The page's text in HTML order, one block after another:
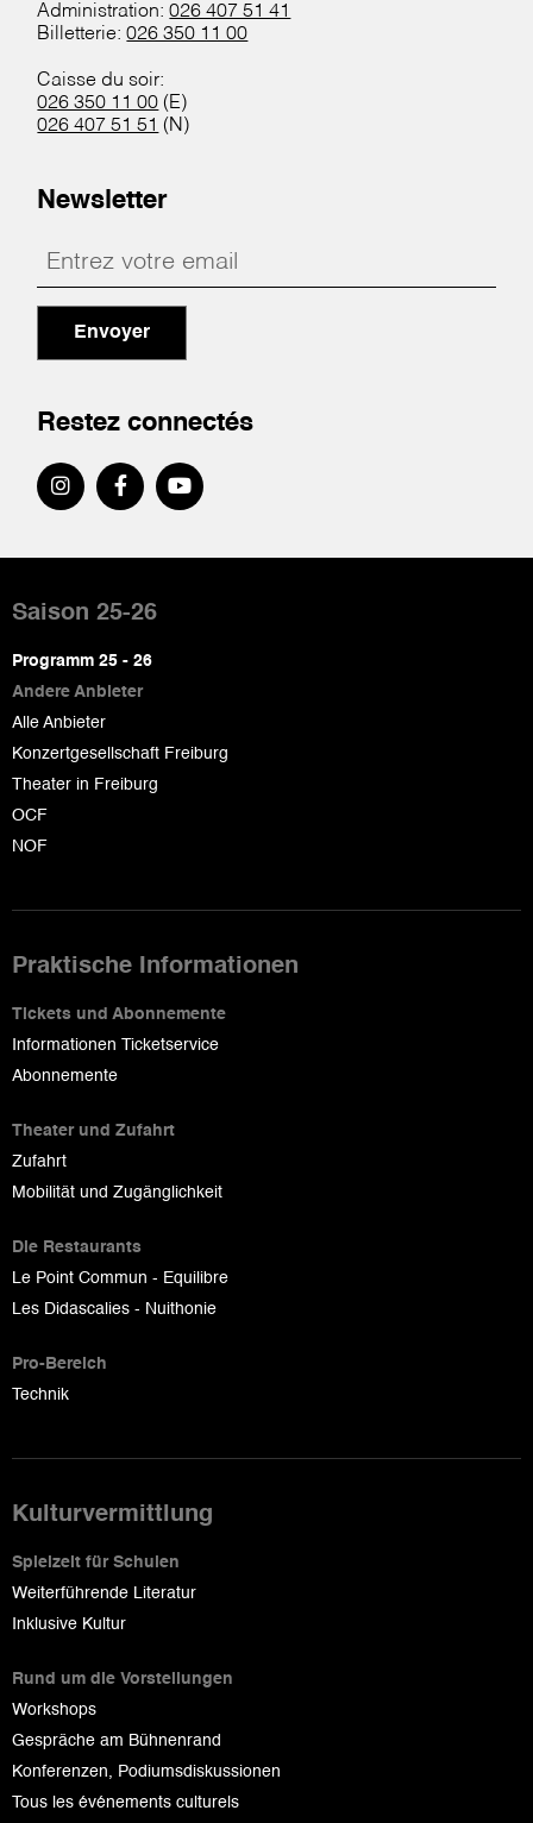
Administration:026 407 51 41
Billetterie:026 350 11 00
Caisse du soir:
026 350 11 00 (E)
026 407 51 51 (N)
Newsletter
Envoyer
Restez connectés
de
page
Saison 25-26
Programm 25 - 26
Andere Anbieter
Alle Anbieter
Konzertgesellschaft Freiburg
Theater in Freiburg
OCF
NOF
Praktische Informationen
Tickets und Abonnemente
Informationen Ticketservice
Abonnemente
Theater und Zufahrt
Zufahrt
Mobilität und Zugänglichkeit
Die Restaurants
Le Point Commun - Equilibre
Les Didascalies - Nuithonie
Pro-Bereich
Technik
Kulturvermittlung
Spielzeit für Schulen
Weiterführende Literatur
Inklusive Kultur
Rund um die Vorstellungen
Workshops
Gespräche am Bühnenrand
Konferenzen, Podiumsdiskussionen
Tous les événements culturels